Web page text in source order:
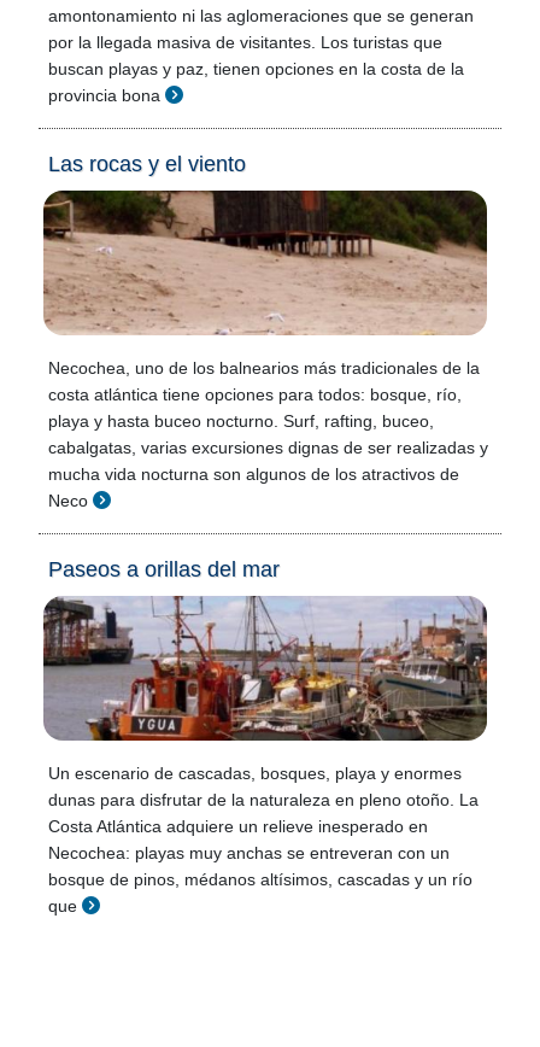
amontonamiento ni las aglomeraciones que se generan
por la llegada masiva de visitantes. Los turistas que
buscan playas y paz, tienen opciones en la costa de la
provincia bona
Las rocas y el viento
Necochea, uno de los balnearios más tradicionales de la
costa atlántica tiene opciones para todos: bosque, río,
playa y hasta buceo nocturno. Surf, rafting, buceo,
cabalgatas, varias excursiones dignas de ser realizadas y
mucha vida nocturna son algunos de los atractivos de
Neco
Paseos a orillas del mar
Un escenario de cascadas, bosques, playa y enormes
dunas para disfrutar de la naturaleza en pleno otoño. La
Costa Atlántica adquiere un relieve inesperado en
Necochea: playas muy anchas se entreveran con un
bosque de pinos, médanos altísimos, cascadas y un río
que